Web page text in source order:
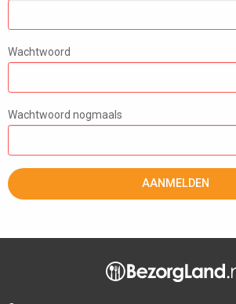
Wachtwoord
Wachtwoord nogmaals
AANMELDEN